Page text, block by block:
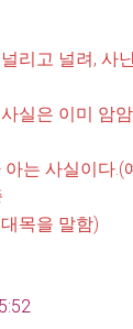
리고 널려, 사
실은 이미 암
아는 사실이다.(
목을 말함)